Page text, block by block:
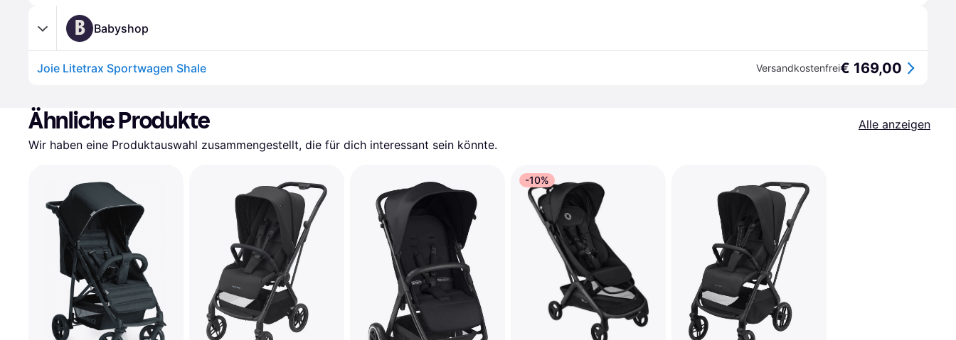
B Babyshop
Joie Litetrax Sportwagen Shale Versandkostenfrei€ 169,00
Ähnliche Produkte
Alle anzeigen
Wir haben eine Produktauswahl zusammengestellt, die für dich interessant sein könnte.
-10%